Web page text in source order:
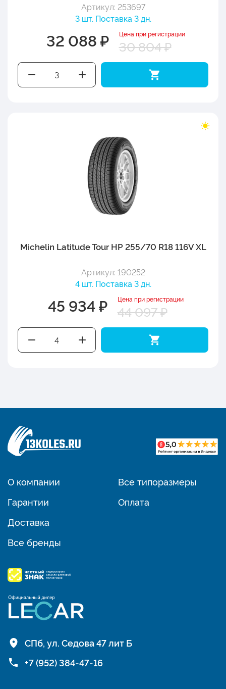
Артикул: 253697
3 шт. Поставка 3 дн.
32 088 ₽ Цена при регистрации
30 804 ₽
Michelin Latitude Tour HP 255/70 R18 116V XL
Артикул: 190252
4 шт. Поставка 3 дн.
45 934 ₽ Цена при регистрации
44 097 ₽
О компании
Гарантии
Доставка
Все бренды
Все типоразмеры
Оплата
СПб, ул. Седова 47 лит Б
+7 (952) 384-47-16